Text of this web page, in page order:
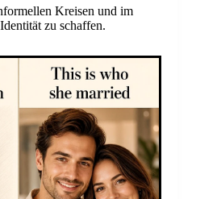
Kreisen und im
zu schaffen.